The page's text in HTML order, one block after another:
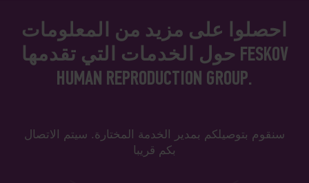
احصلوا على مزيد من المعلومات
حول الخدمات التي تقدمها FESKOV
HUMAN REPRODUCTION GROUP.
سنقوم بتوصيلكم بمدير الخدمة المختارة. سيتم الاتصال
بكم قريبا